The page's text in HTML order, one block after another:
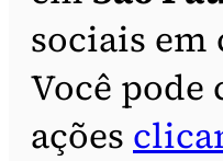
sociais em
Você pode
ações